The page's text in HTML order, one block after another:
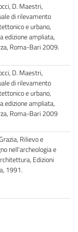
D. Maestri,
di rilevamento
e urbano,
edizione ampliata,
Roma-Bari 2009.
D. Maestri,
di rilevamento
e urbano,
edizione ampliata,
Roma-Bari 2009
Rilievo e
nell'archeologia e
Edizioni
1991.